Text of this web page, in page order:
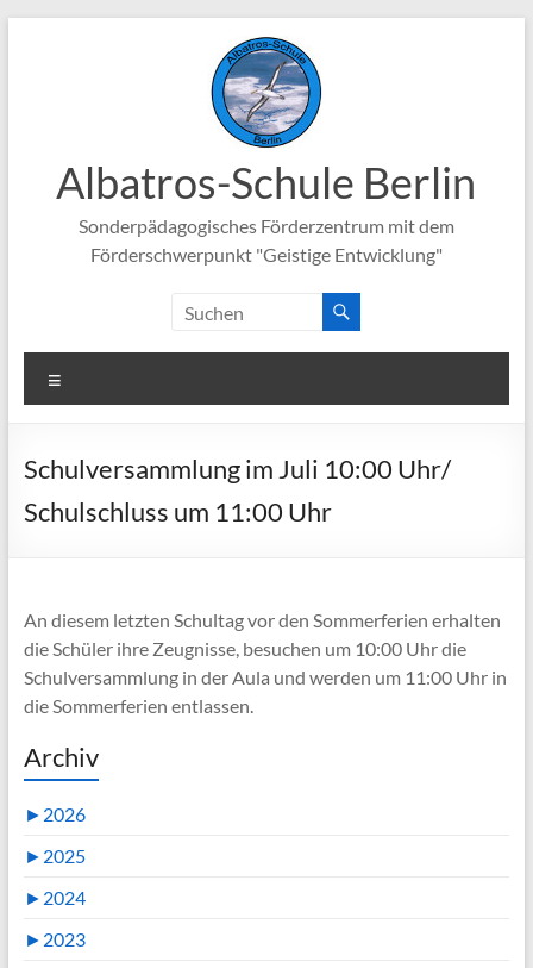
Albatros-Schule Berlin
Sonderpädagogisches Förderzentrum mit dem
Förderschwerpunkt "Geistige Entwicklung"
Schulversammlung im Juli 10:00 Uhr/
Schulschluss um 11:00 Uhr
An diesem letzten Schultag vor den Sommerferien erhalten
die Schüler ihre Zeugnisse, besuchen um 10:00 Uhr die
Schulversammlung in der Aula und werden um 11:00 Uhr in
die Sommerferien entlassen.
Archiv
► 2026
► 2025
► 2024
► 2023